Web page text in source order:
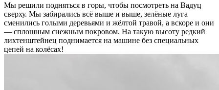
Мы решили подняться в горы, чтобы посмотреть на Вадуц
сверху. Мы забирались всё выше и выше, зелёные луга
сменились голыми деревьями и жёлтой травой, а вскоре и они
— сплошным снежным покровом. На такую высоту редкий
лихтенштейнец поднимается на машине без специальных
цепей на колёсах!